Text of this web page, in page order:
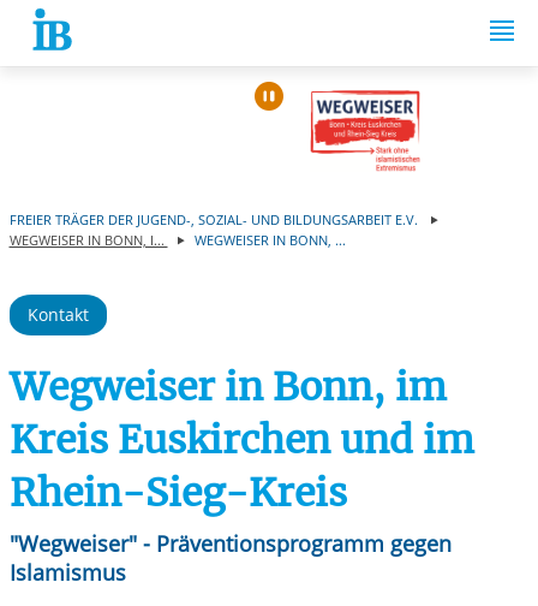
Springe zum Inhalt
Automatische
FREIER TRÄGER DER JUGEND-, SOZIAL- UND BILDUNGSARBEIT E.V.
WEGWEISER IN BONN, I...
WEGWEISER IN BONN, ...
Kontakt
Wegweiser in Bonn, im
Kreis Euskirchen und im
Rhein-Sieg-Kreis
"Wegweiser" - Präventionsprogramm gegen
Islamismus